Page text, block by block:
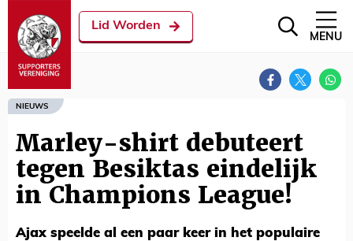
Lid Worden
MENU
NIEUWS
Marley-shirt debuteert
tegen Besiktas eindelijk
in Champions League!
Ajax speelde al een paar keer in het populaire